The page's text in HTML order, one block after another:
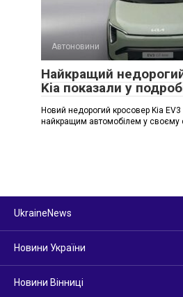
Автоновини
Найкращий
Kia показали у
Новий недорогий кросовер Kia
найкращим автомобілем у своєму
UkraineNews
Новини України
Новини Вінниці